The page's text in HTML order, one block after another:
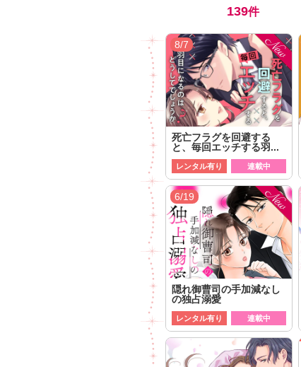
139件
8/7
死亡フラグを回避する
と、毎回エッチする羽...
レンタル有り 連載中
6/19
隠れ御曹司の手加減なし
の独占溺愛
レンタル有り 連載中